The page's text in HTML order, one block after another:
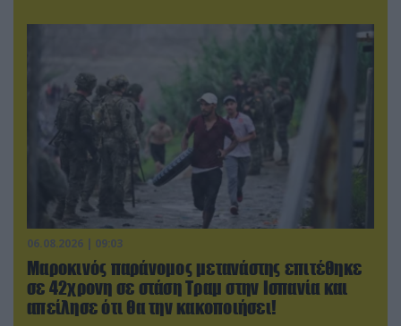
06.08.2026 | 09:03
Μαροκινός παράνομος μετανάστης επιτέθηκε
σε 42χρονη σε στάση Τραμ στην Ισπανία και
απείλησε ότι θα την κακοποιήσει!